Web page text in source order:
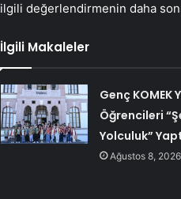
ilgili değerlendirmenin daha
İlgili Makaleler
Genç KOMEK
Öğrencileri
Yolculuk”
Ağustos 8, 2026